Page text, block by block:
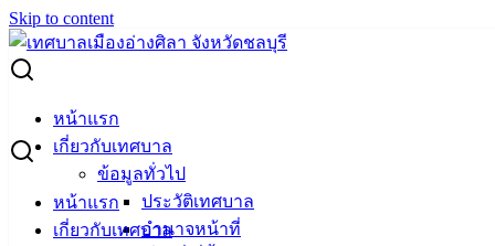
Skip to content
หน้าแรก
เกี่ยวกับเทศบาล
ข้อมูลทั่วไป
ประวัติเทศบาล
อำนาจหน้าที่
หน้าแรก
เกี่ยวกับเทศบาล
Search for:
ผู้ชนะการเสนอราคา ซ่อมรถ JCB ทะเบียน ตค-4532
ผู้ชนะการเสนอราคา ซ่อมรถ JCB ทะเบียน
ตค-4532